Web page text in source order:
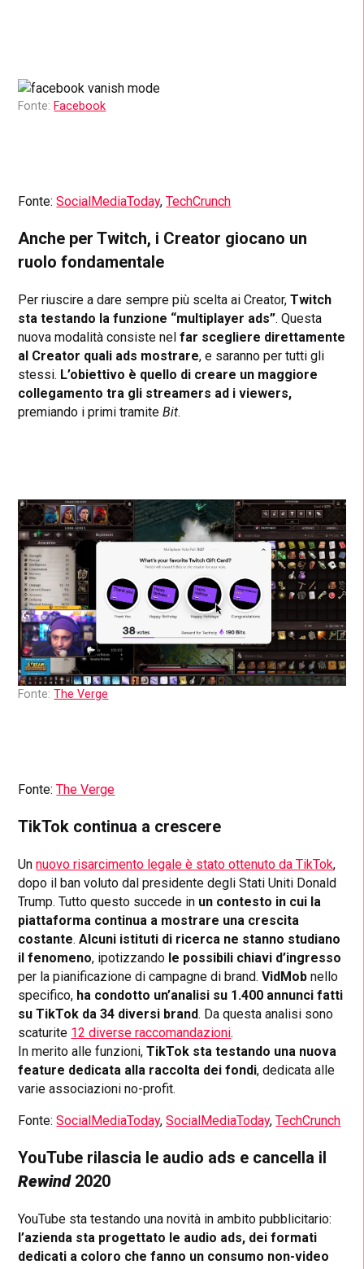
Fonte: Facebook
Fonte:SocialMediaToday,TechCrunch
Anche per Twitch, i Creator giocano un
ruolo fondamentale
Per riuscire a dare sempre più scelta ai Creator, Twitch
sta testando la funzione “multiplayer ads”. Questa
nuova modalità consiste nelfar scegliere direttamente
al Creator quali ads mostrare, e saranno per tutti gli
stessi. L’obiettivo è quello di creare un maggiore
collegamento tra gli streamers ad i viewers,
premiando i primi tramiteBit.
Fonte:The Verge
Fonte:The Verge
TikTok continua a crescere
Unnuovo risarcimento legale è stato ottenuto da TikTok,
dopo il ban voluto dal presidente degli Stati Uniti Donald
Trump. Tutto questo succede in un contesto in cui la
piattaforma continua a mostrare una crescita
costante.Alcuni istituti di ricerca ne stanno studiano
il fenomeno, ipotizzando le possibili chiavi d’ingresso
per la pianificazione di campagne di brand.VidMobnello
specifico, ha condotto un’analisi su 1.400 annunci fatti
su TikTok da 34 diversi brand. Da questa analisi sono
scaturite 12 diverse raccomandazioni.
In merito alle funzioni,TikTok sta testando una nuova
feature dedicata alla raccolta dei fondi, dedicata alle
varie associazioni no-profit.
Fonte:SocialMediaToday,SocialMediaToday,TechCrunch
YouTube rilascia le audio ads e cancella il
Rewind2020
YouTube sta testando una novità in ambito pubblicitario:
l’azienda sta progettato le audio ads, dei formati
dedicati a coloro che fanno un consumo non-video